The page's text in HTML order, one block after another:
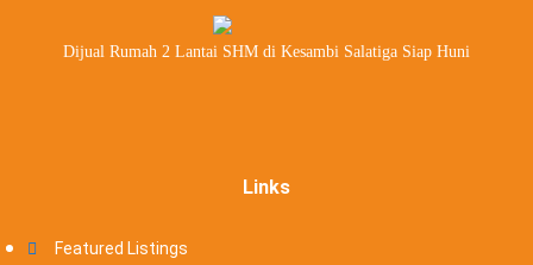
Dijual Rumah 2 Lantai SHM di Kesambi Salatiga Siap Huni
Links
Featured Listings